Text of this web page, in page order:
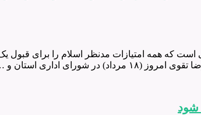
که همه امتیازات مدنظر اسلام را برای
اداری استان و …
شود